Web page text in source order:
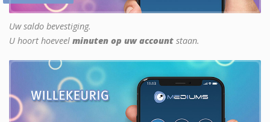
Uw saldo bevestiging.
U hoort hoeveel minuten op uw account staan.